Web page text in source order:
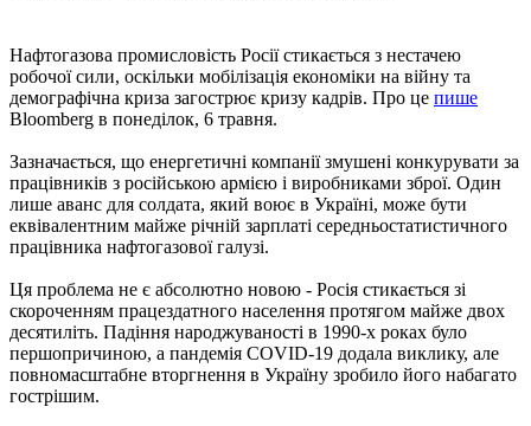
Нафтогазова промисловість Росії стикається з нестачею
робочої сили, оскільки мобілізація економіки на війну та
демографічна криза загострює кризу кадрів. Про це пише
Bloomberg в понеділок, 6 травня.
Зазначається, що енергетичні компанії змушені конкурувати за
працівників з російською армією і виробниками зброї. Один
лише аванс для солдата, який воює в Україні, може бути
еквівалентним майже річній зарплаті середньостатистичного
працівника нафтогазової галузі.
Ця проблема не є абсолютно новою - Росія стикається зі
скороченням працездатного населення протягом майже двох
десятиліть. Падіння народжуваності в 1990-х роках було
першопричиною, а пандемія COVID-19 додала виклику, але
повномасштабне вторгнення в Україну зробило його набагато
гострішим.